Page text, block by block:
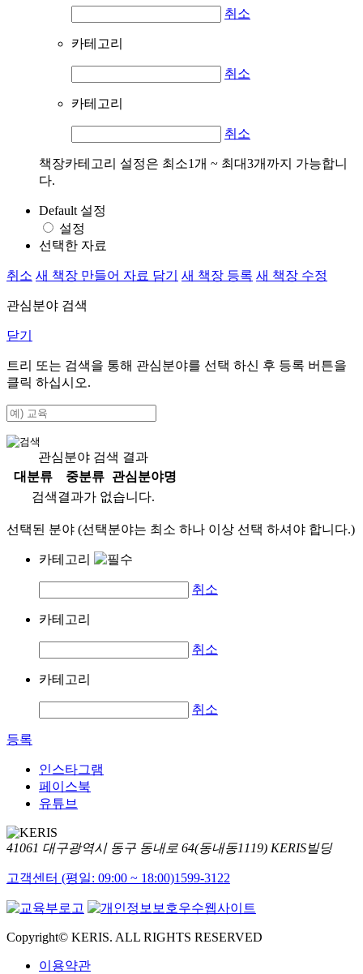
취소
카테고리
취소
카테고리
취소
책장카테고리 설정은 최소1개 ~ 최대3개까지 가능합니
다.
Default 설정
설정
선택한 자료
취소 새 책장 만들어 자료 담기 새 책장 등록 새 책장 수정
관심분야 검색
닫기
트리 또는 검색을 통해 관심분야를 선택 하신 후 등록 버튼을
클릭 하십시오.
관심분야 검색 결과
대분류
중분류
관심분야명
검색결과가 없습니다.
선택된 분야 (선택분야는 최소 하나 이상 선택 하셔야 합니다.)
카테고리
취소
카테고리
취소
카테고리
취소
등록
인스타그램
페이스북
유튜브
41061 대구광역시 동구 동내로 64(동내동1119) KERIS빌딩
고객센터 (평일: 09:00 ~ 18:00)1599-3122
Copyright© KERIS. ALL RIGHTS RESERVED
이용약관